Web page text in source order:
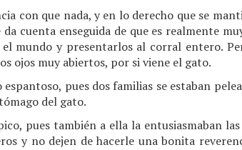
con que nada, y en lo derecho que se
cuenta enseguida de que es realmente
el mundo y presentarlos al corral entero.
ojos muy abiertos, por si viene el gato.
pues dos familias se estaban
del gato.
pues también a ella la entusiasmaban las
y no dejen de hacerle una bonita